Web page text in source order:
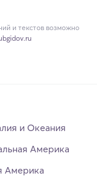
и текстов возможно
и Океания
Америка
Америка